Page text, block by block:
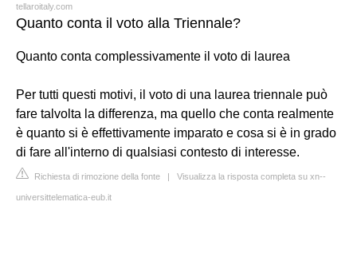
tellaroitaly.com
Quanto conta il voto alla Triennale?
Quanto conta complessivamente il voto di laurea
Per tutti questi motivi, il voto di una laurea triennale può
fare talvolta la differenza, ma quello che conta realmente
è quanto si è effettivamente imparato e cosa si è in grado
di fare all'interno di qualsiasi contesto di interesse.
Richiesta di rimozione della fonte | Visualizza la risposta completa su xn--
universittelematica-eub.it